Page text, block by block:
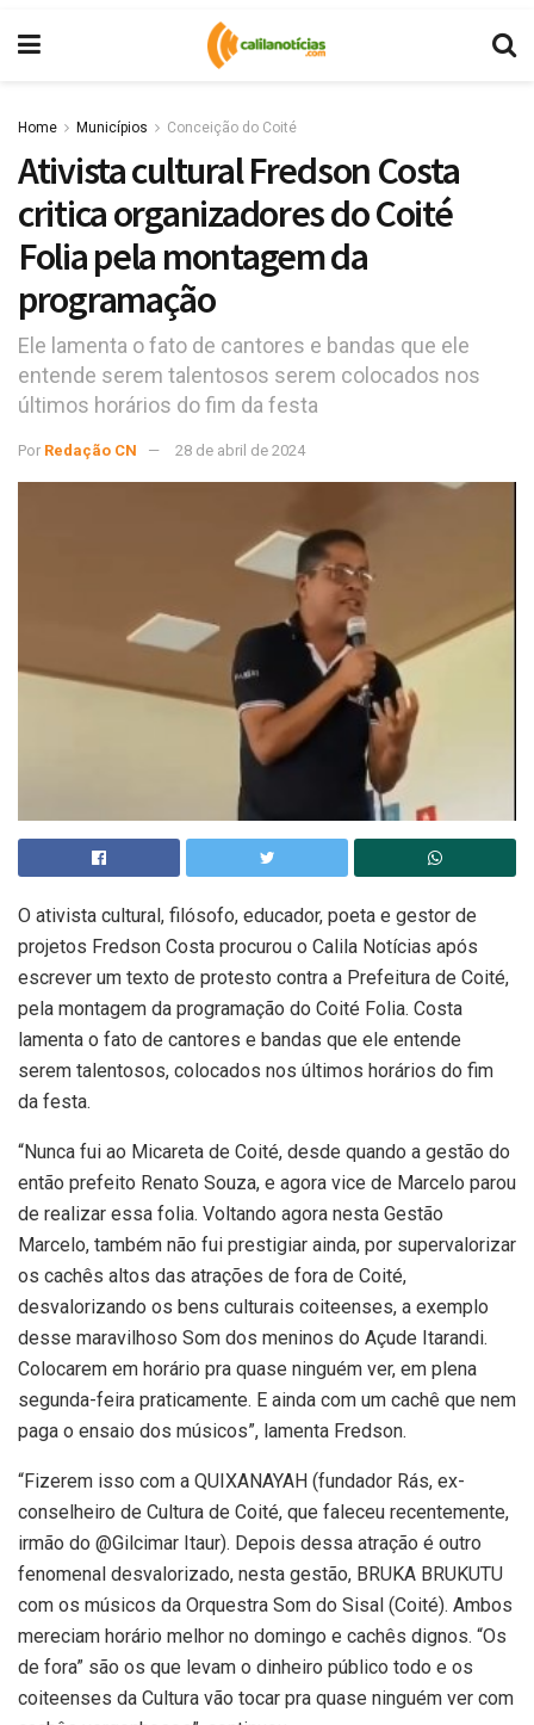
Home Municípios Conceição do Coité
Ativista cultural Fredson Costa
critica organizadores do Coité
Folia pela montagem da
programação
Ele lamenta o fato de cantores e bandas que ele
entende serem talentosos serem colocados nos
últimos horários do fim da festa
Por Redação CN 28 de abril de 2024
O ativista cultural, filósofo, educador, poeta e gestor de
projetos Fredson Costa procurou o Calila Notícias após
escrever um texto de protesto contra a Prefeitura de Coité,
pela montagem da programação do Coité Folia. Costa
lamenta o fato de cantores e bandas que ele entende
serem talentosos, colocados nos últimos horários do fim
da festa.
“Nunca fui ao Micareta de Coité, desde quando a gestão do
então prefeito Renato Souza, e agora vice de Marcelo parou
de realizar essa folia. Voltando agora nesta Gestão
Marcelo, também não fui prestigiar ainda, por supervalorizar
os cachês altos das atrações de fora de Coité,
desvalorizando os bens culturais coiteenses, a exemplo
desse maravilhoso Som dos meninos do Açude Itarandi.
Colocarem em horário pra quase ninguém ver, em plena
segunda-feira praticamente. E ainda com um cachê que nem
paga o ensaio dos músicos”, lamenta Fredson.
“Fizerem isso com a QUIXANAYAH (fundador Rás, ex-
conselheiro de Cultura de Coité, que faleceu recentemente,
irmão do @⁨Gilcimar Itaur⁩). Depois dessa atração é outro
fenomenal desvalorizado, nesta gestão, BRUKA BRUKUTU
com os músicos da Orquestra Som do Sisal (Coité). Ambos
mereciam horário melhor no domingo e cachês dignos. “Os
de fora” são os que levam o dinheiro público todo e os
coiteenses da Cultura vão tocar pra quase ninguém ver com